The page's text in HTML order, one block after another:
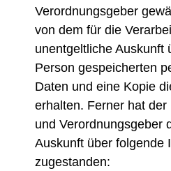
Verordnungsgeber
von dem für die
unentgeltliche Auskunft
Person gespeicherten
Daten und eine Kopie
erhalten. Ferner hat
und Verordnungsgeber
Auskunft über folgende
zugestanden: